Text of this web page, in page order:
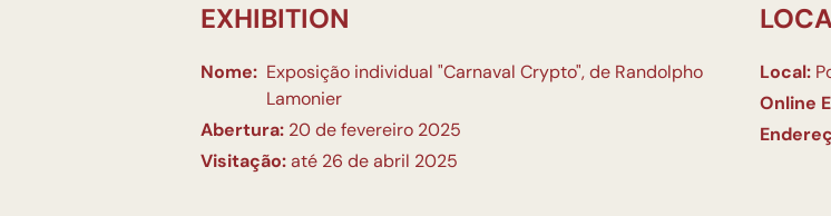
EXHIBITION
Nome: Exposição individual "Carnaval Crypto", de Randolpho
Lamonier
Abertura: 20 de fevereiro 2025
Visitação:até 26 de abril 2025
Local:
Online